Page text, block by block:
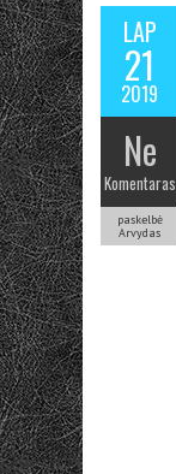
LAP
21
2019
Ne
Komentaras
paskelbė
Arvydas